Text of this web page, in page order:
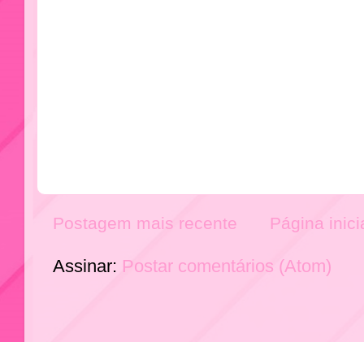
Postagem mais recente Página
Assinar: Postar comentários (Atom)